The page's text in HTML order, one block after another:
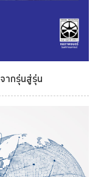
ากรุ่นสู่รุ่น